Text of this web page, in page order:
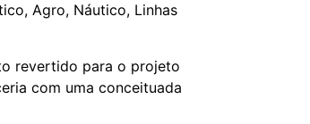
Agro, Náutico, Linhas
revertido para o projeto
com uma conceituada